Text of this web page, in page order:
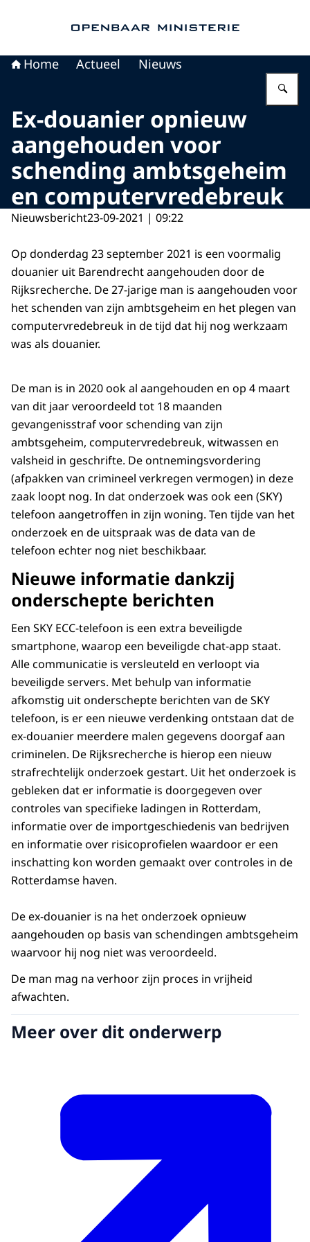
Home Actueel Nieuws
Ex-douanier opnieuw
aangehouden voor
schending ambtsgeheim
en computervredebreuk
Nieuwsbericht23-09-2021 | 09:22
Op donderdag 23 september 2021 is een voormalig
douanier uit Barendrecht aangehouden door de
Rijksrecherche. De 27-jarige man is aangehouden voor
het schenden van zijn ambtsgeheim en het plegen van
computervredebreuk in de tijd dat hij nog werkzaam
was als douanier.
De man is in 2020 ook al aangehouden en op 4 maart
van dit jaar veroordeeld tot 18 maanden
gevangenisstraf voor schending van zijn
ambtsgeheim, computervredebreuk, witwassen en
valsheid in geschrifte. De ontnemingsvordering
(afpakken van crimineel verkregen vermogen) in deze
zaak loopt nog. In dat onderzoek was ook een (SKY)
telefoon aangetroffen in zijn woning. Ten tijde van het
onderzoek en de uitspraak was de data van de
telefoon echter nog niet beschikbaar.
Nieuwe informatie dankzij
onderschepte berichten
Een SKY ECC-telefoon is een extra beveiligde
smartphone, waarop een beveiligde chat-app staat.
Alle communicatie is versleuteld en verloopt via
beveiligde servers. Met behulp van informatie
afkomstig uit onderschepte berichten van de SKY
telefoon, is er een nieuwe verdenking ontstaan dat de
ex-douanier meerdere malen gegevens doorgaf aan
criminelen. De Rijksrecherche is hierop een nieuw
strafrechtelijk onderzoek gestart. Uit het onderzoek is
gebleken dat er informatie is doorgegeven over
controles van specifieke ladingen in Rotterdam,
informatie over de importgeschiedenis van bedrijven
en informatie over risicoprofielen waardoor er een
inschatting kon worden gemaakt over controles in de
Rotterdamse haven.
De ex-douanier is na het onderzoek opnieuw
aangehouden op basis van schendingen ambtsgeheim
waarvoor hij nog niet was veroordeeld.
De man mag na verhoor zijn proces in vrijheid
afwachten.
Meer over dit onderwerp